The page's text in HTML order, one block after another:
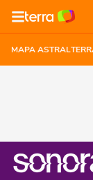
MAPA ASTRAL